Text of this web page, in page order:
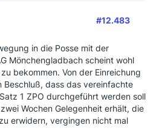
#12.483
in die Posse mit der
Mönchengladbach scheint wohl
bekommen. Von der Einreichung
dass das vereinfachte
1 ZPO durchgeführt werden soll
Wochen Gelegenheit erhält, die
erwidern, vergingen nicht mal